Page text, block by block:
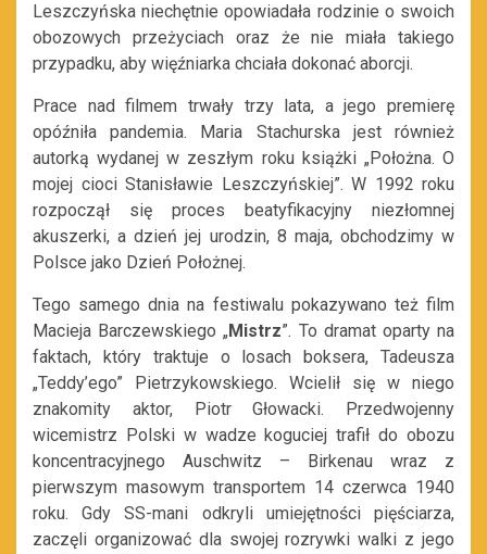
Leszczyńska niechętnie opowiadała rodzinie o swoich
obozowych przeżyciach oraz że nie miała takiego
przypadku, aby więźniarka chciała dokonać aborcji.
Prace nad filmem trwały trzy lata, a jego premierę
opóźniła pandemia. Maria Stachurska jest również
autorką wydanej w zeszłym roku książki „Położna. O
mojej cioci Stanisławie Leszczyńskiej”. W 1992 roku
rozpoczął się proces beatyfikacyjny niezłomnej
akuszerki, a dzień jej urodzin, 8 maja, obchodzimy w
Polsce jako Dzień Położnej.
Tego samego dnia na festiwalu pokazywano też film
Macieja Barczewskiego „ Mistrz”. To dramat oparty na
faktach, który traktuje o losach boksera, Tadeusza
„Teddy’ego” Pietrzykowskiego. Wcielił się w niego
znakomity aktor, Piotr Głowacki. Przedwojenny
wicemistrz Polski w wadze koguciej trafił do obozu
koncentracyjnego Auschwitz – Birkenau wraz z
pierwszym masowym transportem 14 czerwca 1940
roku. Gdy SS-mani odkryli umiejętności pięściarza,
zaczęli organizować dla swojej rozrywki walki z jego